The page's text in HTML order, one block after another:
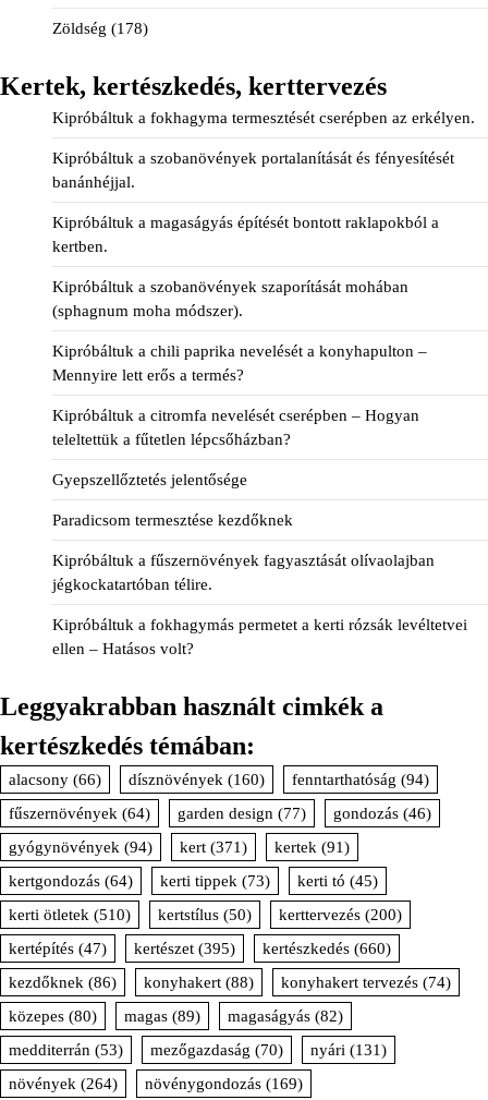
Zöldség (178)
Kertek, kertészkedés, kerttervezés
Kipróbáltuk a fokhagyma termesztését cserépben az erkélyen.
Kipróbáltuk a szobanövények portalanítását és fényesítését
banánhéjjal.
Kipróbáltuk a magaságyás építését bontott raklapokból a
kertben.
Kipróbáltuk a szobanövények szaporítását mohában
(sphagnum moha módszer).
Kipróbáltuk a chili paprika nevelését a konyhapulton –
Mennyire lett erős a termés?
Kipróbáltuk a citromfa nevelését cserépben – Hogyan
teleltettük a fűtetlen lépcsőházban?
Gyepszellőztetés jelentősége
Paradicsom termesztése kezdőknek
Kipróbáltuk a fűszernövények fagyasztását olívaolajban
jégkockatartóban télire.
Kipróbáltuk a fokhagymás permetet a kerti rózsák levéltetvei
ellen – Hatásos volt?
Leggyakrabban használt cimkék a
kertészkedés témában:
alacsony (66) dísznövények (160) fenntarthatóság (94)
fűszernövények (64) garden design (77) gondozás (46)
gyógynövények (94) kert (371) kertek (91)
kertgondozás (64) kerti tippek (73) kerti tó (45)
kerti ötletek (510) kertstílus (50) kerttervezés (200)
kertépítés (47) kertészet (395) kertészkedés (660)
kezdőknek (86) konyhakert (88) konyhakert tervezés (74)
közepes (80) magas (89) magaságyás (82)
medditerrán (53) mezőgazdaság (70) nyári (131)
növények (264) növénygondozás (169)